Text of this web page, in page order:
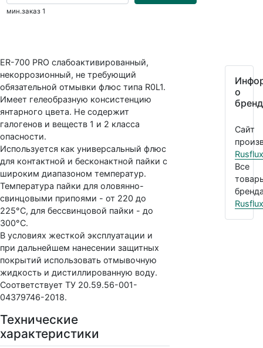
мин.заказ 1
ER-700 PRO слабоактивированный,
некоррозионный, не требующий
обязательной отмывки флюс типа R0L1.
Имеет гелеобразную консистенцию
янтарного цвета. Не содержит
галогенов и веществ 1 и 2 класса
опасности.
Используется как универсальный флюс
для контактной и бесконактной пайки с
широким диапазоном температур.
Температура пайки для оловянно-
свинцовыми припоями - от 220 до
225°С, для бессвинцовой пайки - до
300°С.
В условиях жесткой эксплуатации и
при дальнейшем нанесении защитных
покрытий использовать отмывочную
жидкость и дистиллированную воду.
Соответствует ТУ 20.59.56-001-
04379746-2018.
Технические
характеристики
о
Сайт
Rusflux
Все
Rusflux